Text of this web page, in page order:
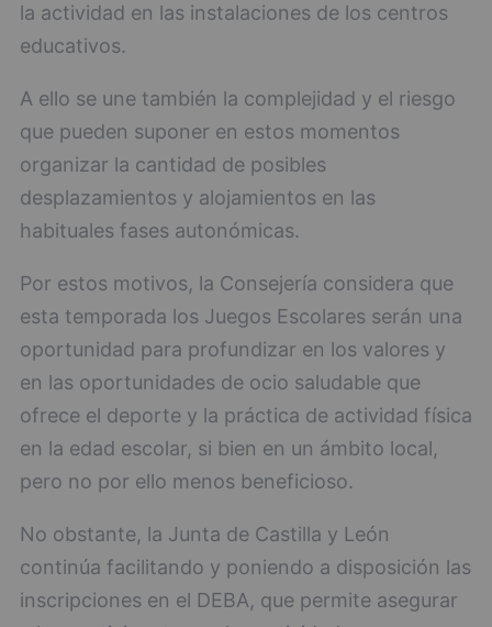
la actividad en las instalaciones de los centros
educativos.
A ello se une también la complejidad y el riesgo
que pueden suponer en estos momentos
organizar la cantidad de posibles
desplazamientos y alojamientos en las
habituales fases autonómicas.
Por estos motivos, la Consejería considera que
esta temporada los Juegos Escolares serán una
oportunidad para profundizar en los valores y
en las oportunidades de ocio saludable que
ofrece el deporte y la práctica de actividad física
en la edad escolar, si bien en un ámbito local,
pero no por ello menos beneficioso.
No obstante, la Junta de Castilla y León
continúa facilitando y poniendo a disposición las
inscripciones en el DEBA, que permite asegurar